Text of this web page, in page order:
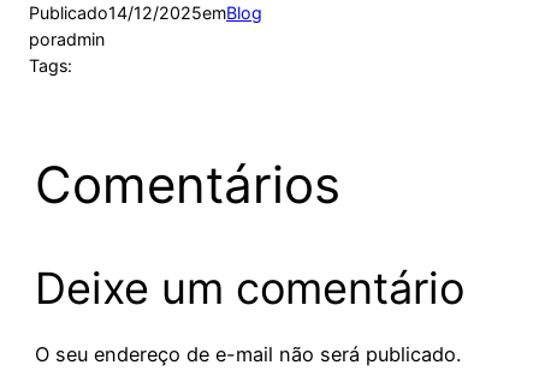
Publicado14/12/2025emBlog
poradmin
Tags:
Comentários
Deixe um comentário
O seu endereço de e-mail não será publicado.